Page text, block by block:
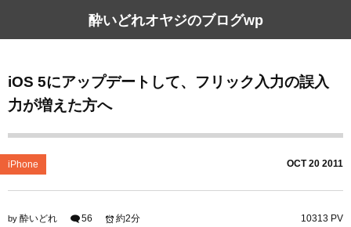
酔いどれオヤジのブログwp
iOS 5にアップデートして、フリック入力の誤入
力が増えた方へ
iPhone OCT 20 2011
by 酔いどれ 56 10313 PV
約2分